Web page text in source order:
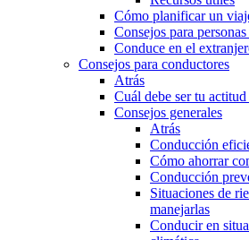
Cómo planificar un
Consejos para
Conduce en el
Consejos para conductores
Atrás
Cuál debe ser tu
Consejos generales
Atrás
Conducción
Cómo ahorrar
Conducción
Situaciones de
manejarlas
Conducir en